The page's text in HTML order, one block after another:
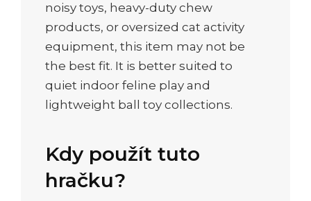
noisy toys, heavy-duty chew
products, or oversized cat activity
equipment, this item may not be
the best fit. It is better suited to
quiet indoor feline play and
lightweight ball toy collections.
Kdy použít tuto
hračku?